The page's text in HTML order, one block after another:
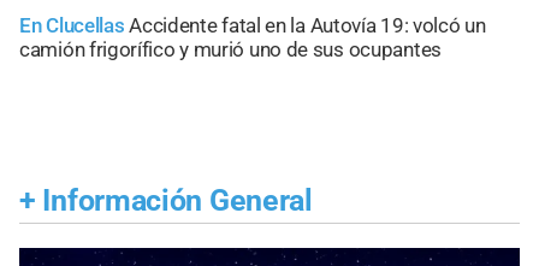
En Clucellas Accidente fatal en la Autovía 19: volcó un
camión frigorífico y murió uno de sus ocupantes
+ Información General